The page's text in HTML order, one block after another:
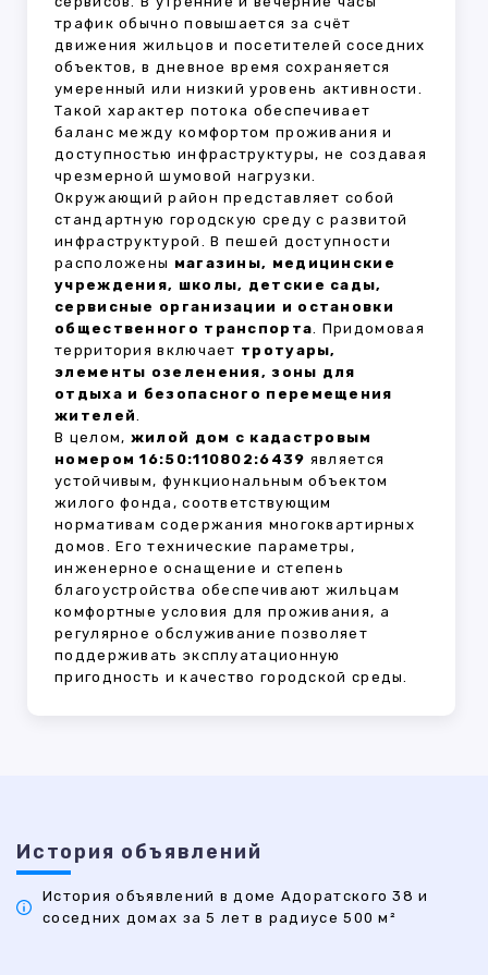
трафик обычно повышается за счёт
движения жильцов и посетителей соседних
объектов, в дневное время сохраняется
умеренный или низкий уровень активности.
Такой характер потока обеспечивает
баланс между комфортом проживания и
доступностью инфраструктуры, не создавая
чрезмерной шумовой нагрузки.
Окружающий район представляет собой
стандартную городскую среду с развитой
инфраструктурой. В пешей доступности
расположены магазины, медицинские
учреждения, школы, детские сады,
сервисные организации и остановки
общественного транспорта. Придомовая
территория включает тротуары,
элементы озеленения, зоны для
отдыха и безопасного перемещения
жителей.
В целом, жилой дом с кадастровым
номером 16:50:110802:6439 является
устойчивым, функциональным объектом
жилого фонда, соответствующим
нормативам содержания многоквартирных
домов. Его технические параметры,
инженерное оснащение и степень
благоустройства обеспечивают жильцам
комфортные условия для проживания, а
регулярное обслуживание позволяет
поддерживать эксплуатационную
пригодность и качество городской среды.
История объявлений
История объявлений в доме Адоратского 38 и
соседних домах за 5 лет в радиусе 500 м²